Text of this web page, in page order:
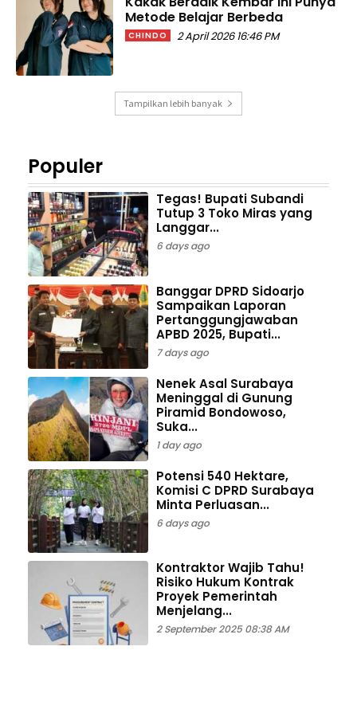
Metode Belajar Berbeda
CHINDO 2 April 2026 16:46 PM
Tampilkan lebih banyak
Populer
Tegas! Bupati Subandi
Tutup 3 Toko Miras yang
Langgar...
6 days ago
Banggar DPRD Sidoarjo
Sampaikan Laporan
Pertanggungjawaban
APBD 2025, Bupati...
7 days ago
Nenek Asal Surabaya
Meninggal di Gunung
Piramid Bondowoso,
Suka...
1 day ago
Potensi 540 Hektare,
Komisi C DPRD Surabaya
Minta Perluasan...
6 days ago
Kontraktor Wajib Tahu!
Risiko Hukum Kontrak
Proyek Pemerintah
Menjelang...
2 September 2025 08:38 AM